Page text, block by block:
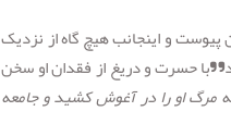
و به افلاکیان پیوست و اینجانب هیچ گاه از نزدیک
حسرت و دریغ از فقدان او سخن
مرگ او را در آغوش کشید و جامعه